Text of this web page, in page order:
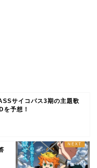
サイコパス3期の主題歌
を予想！